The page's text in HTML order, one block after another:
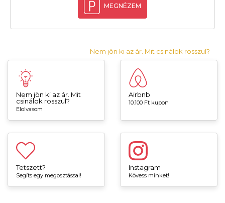
MEGNÉZEM
Nem jön ki az ár. Mit csinálok rosszul?
Nem jön ki az ár. Mit
csinálok rosszul?
Elolvasom
Airbnb
10.100 Ft kupon
Tetszett?
Segíts egy megosztással!
Instagram
Kövess minket!